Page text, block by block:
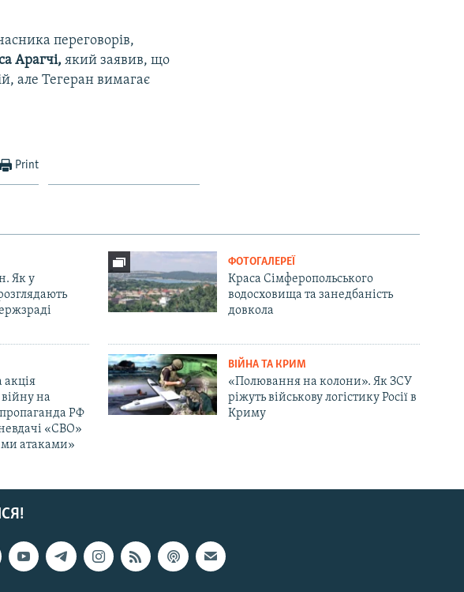
переговорів,
Арагчі, який заявив, що
але Тегеран вимагає
Print
Як у
ФОТОГАЛЕРЕЇ
Краса Сімферопольського
водосховища та занедбаність
довкола
акція
на
РФ
«СВО»
атаками»
ВІЙНА ТА КРИМ
«Полювання на колони». Як ЗСУ
ріжуть військову логістику Росії в
Криму